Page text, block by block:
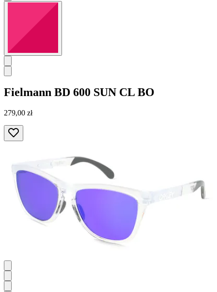
Fielmann BD 600 SUN CL BO
279,00 zł